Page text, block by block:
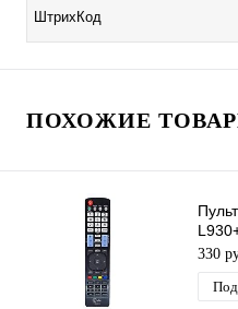
ШтрихКод
ПОХОЖИЕ
330